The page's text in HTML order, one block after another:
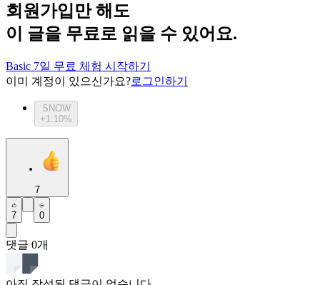
회원가입만 해도
이 글을 무료로 읽을 수 있어요.
Basic 7일 무료 체험 시작하기
이미 계정이 있으신가요?로그인하기
SNOW
+1.10%
7
7 0
댓글 0개